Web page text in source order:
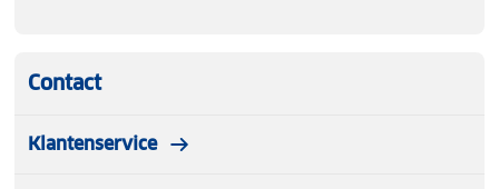
Contact
Klantenservice